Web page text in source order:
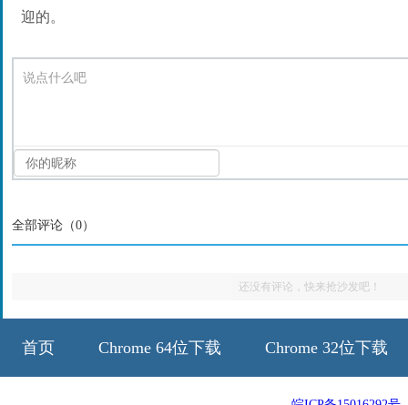
迎的。
说点什么吧
全部评论（0）
还没有评论，快来抢沙发吧！
首页 Chrome 64位下载 Chrome 32位下载